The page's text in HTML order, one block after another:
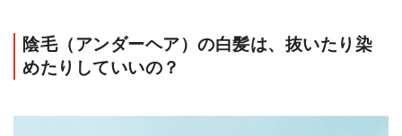
陰毛（アンダーヘア）の白髪は、抜いたり染
めたりしていいの？